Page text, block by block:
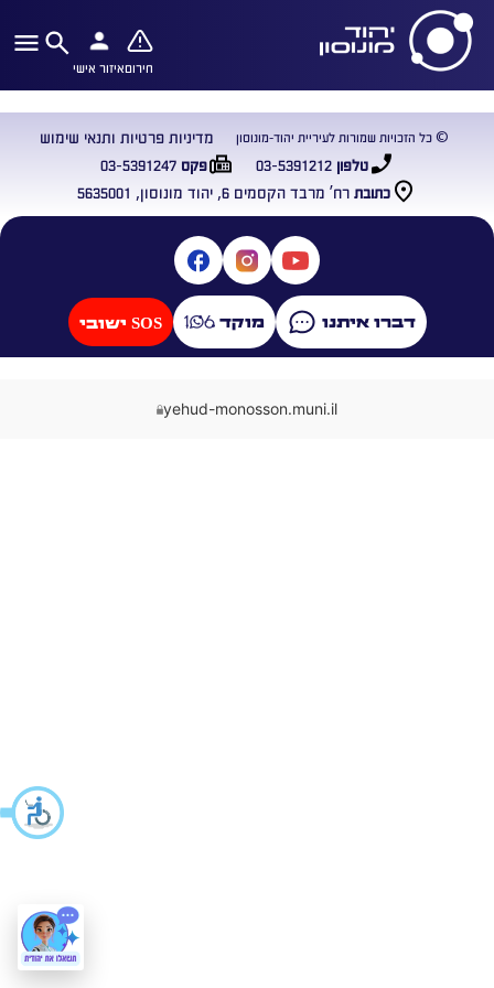
חירוםאיזור אישי
כתובת רח’ מרבד הקסמים 6, יהוד מונוסון, 5635001
טלפון03-5391212 פקס03-5391247
© כל הזכויות שמורות לעיריית יהוד-מונוסון מדיניות פרטיות ותנאי שימוש
דברו איתנו מוקד SOS ישובי
yehud-monosson.muni.il